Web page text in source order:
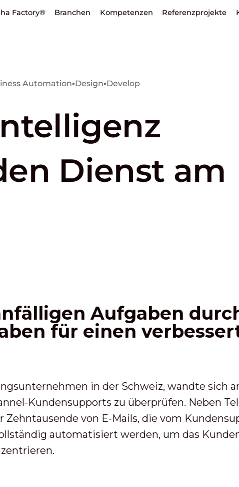
Factory® Branchen Kompetenzen Referenzprojekte
Automation▪Design▪Develop
Dienst am
Aufgaben
für einen
in der Schweiz, wandte sich
Kundensupports zu überprüfen. Neben
Zehntausende von E-Mails, die vom
automatisiert werden, um das